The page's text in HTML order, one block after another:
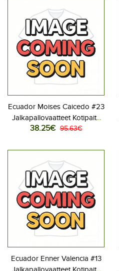
Ecuador Moises Caicedo #23
Jalkapallovaatteet Kotipaita
MM-kisat 2026 Lyhythihainen
38.25€ 95.63€
Ecuador Enner Valencia #13